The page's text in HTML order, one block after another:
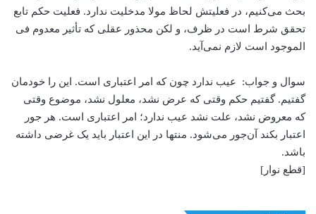
بحث می‌‌کنیم، ‌در فعلیتش لحاظ مولا مدخلیت ندارد. فعلیت حکم تابع
تحقق شرط است در ظرف، و لکن محذور عقلی که تأثیر معدوم فی
الموجود است لازم نمی‌آید.
سوال و جواب: عیب ندارد چون که امر اعتباری است. این را خودمان
گفتیم. گفتیم حکم وقتی که عرض نشد، معلول نشد، موضوع وقتی
که معروض نشد، علت نشد عیب ندارد؛ امر اعتباری است. هر جور
اعتبار بکند آن‌جور می‌‌شود. منتها در این اعتبار باید یک غرضی داشته
باشد.
[قطع نوار]